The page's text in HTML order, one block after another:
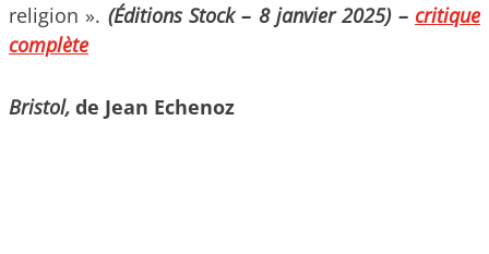
religion ». (Éditions Stock – 8 janvier 2025) – critique
complète
Bristol, de Jean Echenoz